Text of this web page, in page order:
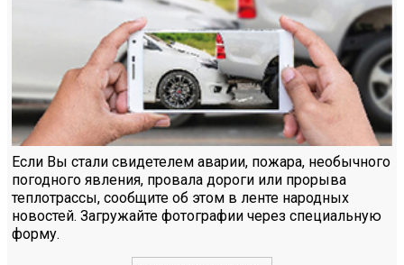
Если Вы стали свидетелем аварии, пожара, необычного
погодного явления, провала дороги или прорыва
теплотрассы, сообщите об этом в ленте народных
новостей. Загружайте фотографии через специальную
форму.